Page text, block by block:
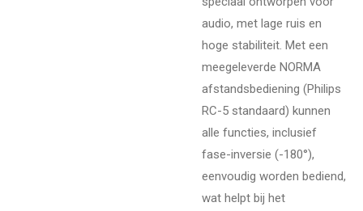
audio, met lage ruis en
hoge stabiliteit. Met een
meegeleverde NORMA
afstandsbediening (Philips
RC-5 standaard) kunnen
alle functies, inclusief
fase-inversie (-180°),
eenvoudig worden bediend,
wat helpt bij het